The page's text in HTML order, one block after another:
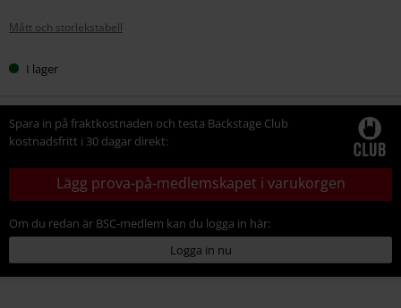
Mått och storlekstabell
I lager
Spara in på fraktkostnaden och testa Backstage Club
kostnadsfritt i 30 dagar direkt:
Lägg prova-på-medlemskapet i varukorgen
Om du redan är BSC-medlem kan du logga in här:
Logga in nu